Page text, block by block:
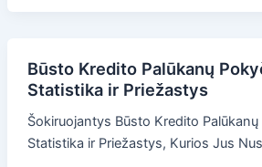
Būsto Kredito Palūkanų
Statistika ir Priežastys
Šokiruojantys Būsto Kredito
Statistika ir Priežastys, Kurios Jus